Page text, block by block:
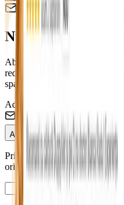
Newsletter Duppy Vet
Nu rata ofertele
Abonează-te și fii primul care
reducerile la vaccinare și
spam.
Adresa de Email
Abonează-te
Prin abonare accepți Termenii
oricând.